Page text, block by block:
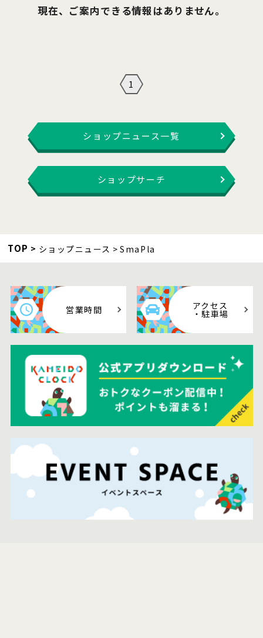
現在、ご案内できる情報はありません。
1
ショップニュース一覧
ショップサーチ
TOP ショップニュース SmaPla
営業時間 アクセス
・駐車場